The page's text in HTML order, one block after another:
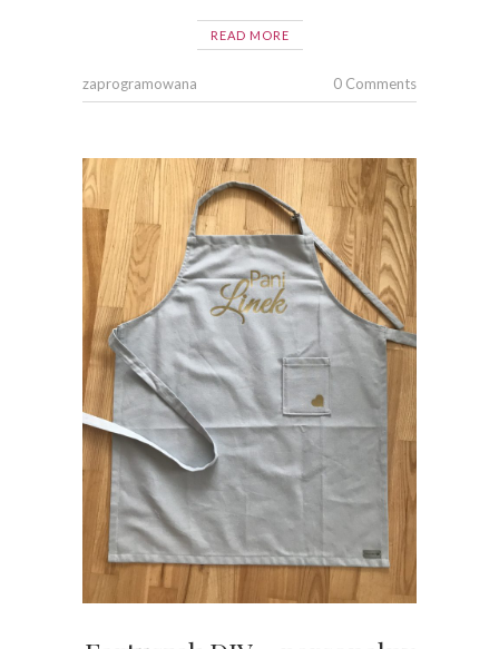
READ MORE
zaprogramowana 0 Comments